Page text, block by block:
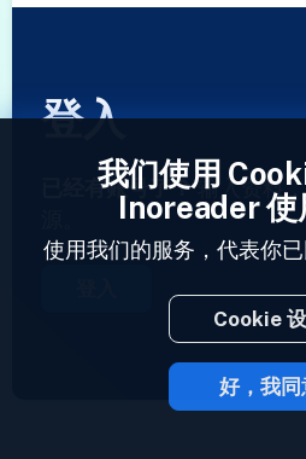
登入
已经有账号了？输入资料，
2023 ©
我们使用
Inoreader 使
使用我们的服务，代表你已
Cookie
好，我同